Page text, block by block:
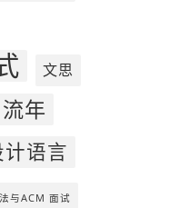
文思
流年
语言
与ACM 面试